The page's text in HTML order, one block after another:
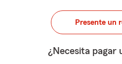
Presente un
¿Necesita pagar